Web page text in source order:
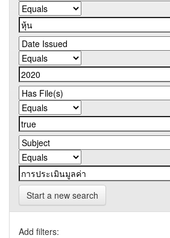
Start a new search
Add filters: